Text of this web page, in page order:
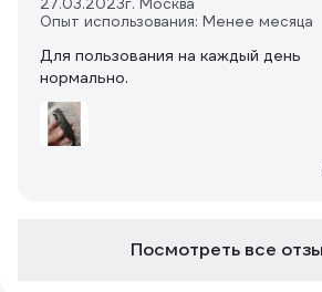
27.03.2023г. Москва
Опыт использования: Менее месяца
Для пользования на каждый день
нормально.
Посмотреть все